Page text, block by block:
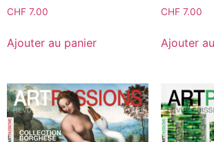
CHF 7.00
Ajouter au panier
CHF7.00
Ajouter